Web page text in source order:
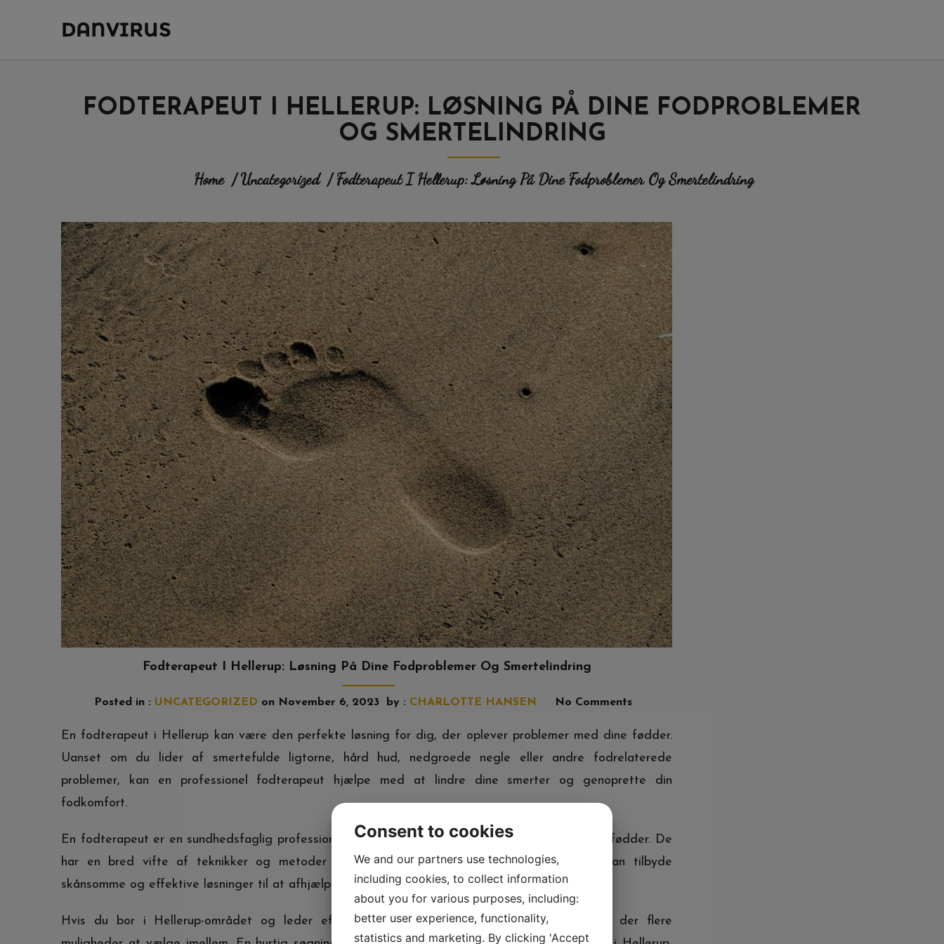
DANVIRUS
FODTERAPEUT I HELLERUP: LØSNING PÅ DINE FODPROBLEMER
OG SMERTELINDRING
Home / Uncategorized / Fodterapeut I Hellerup: Løsning På Dine Fodproblemer Og Smertelindring
Fodterapeut I Hellerup: Løsning På Dine Fodproblemer Og Smertelindring
Posted in : UNCATEGORIZED on November 6, 2023 by : CHARLOTTE HANSEN No Comments
En fodterapeut i Hellerup kan være den perfekte løsning for dig, der oplever problemer med dine fødder.
Uanset om du lider af smertefulde ligtorne, hård hud, nedgroede negle eller andre fodrelaterede
problemer, kan en professionel fodterapeut hjælpe med at lindre dine smerter og genoprette din
fodkomfort.
En fodterapeut er en sundhedsfaglig professionel, der specialiserer sig i behandling og pleje af fødder. De
har en bred vifte af teknikker og metoder til at behandle forskellige fodproblemer og kan tilbyde
skånsomme og effektive løsninger til at afhjælpe dine smerter.
Hvis du bor i Hellerup-området og leder efter en kvalificeret og erfaren fodterapeut, er der flere
Consent to cookies
We and our partners use technologies,
including cookies, to collect information
about you for various purposes, including:
better user experience, functionality,
statistics and marketing. By clicking 'Accept